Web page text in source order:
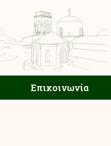
Επικοινωνία
Επικοινωνία